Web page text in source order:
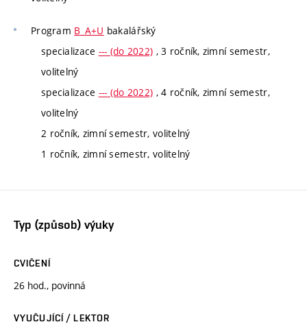
Program B_A+U bakalářský
specializace --- (do 2022) , 3 ročník, zimní semestr,
volitelný
specializace --- (do 2022) , 4 ročník, zimní semestr,
volitelný
2 ročník, zimní semestr, volitelný
1 ročník, zimní semestr, volitelný
Typ (způsob) výuky
CVIČENÍ
26 hod., povinná
VYUČUJÍCÍ / LEKTOR